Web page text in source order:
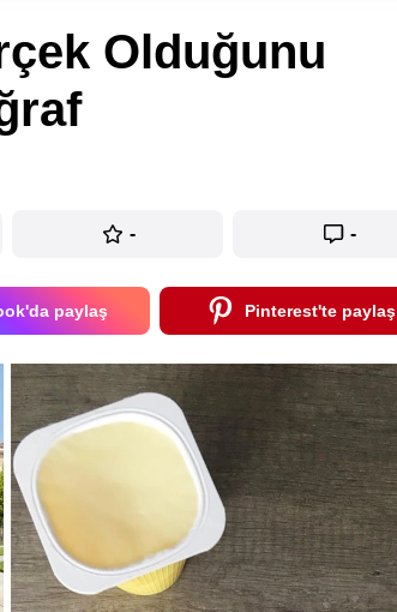
Olduğunu
- -
paylaş Pinterest'te paylaş